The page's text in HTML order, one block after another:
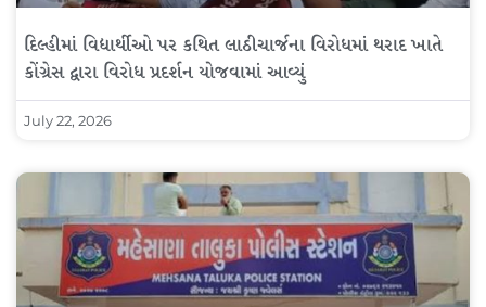
દિલ્હીમાં વિદ્યાર્થીઓ પર કથિત લાઠીચાર્જના વિરોધમાં થરાદ ખાતે
કોંગ્રેસ દ્વારા વિરોધ પ્રદર્શન યોજવામાં આવ્યું
July 22, 2026